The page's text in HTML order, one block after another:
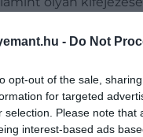
- Do Not
opt-out of the sale,
for targeted
selection. Please note
interest-based ads
is megerősítve
csak angolul